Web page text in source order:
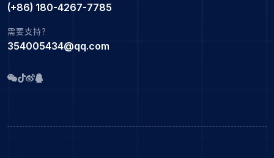
(+86) 180-4267-7785
需要支持？
354005434@qq.com